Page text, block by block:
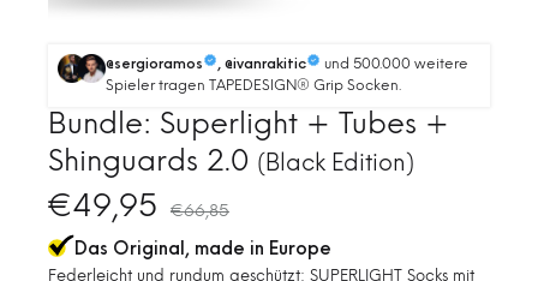
@sergioramos , @ivanrakitic
und 500.000 weitere
Spieler tragen TAPEDESIGN® Grip Socken.
Bundle: Superlight + Tubes +
Shinguards 2.0 (Black Edition)
€49,95 €66,85
Das Original, made in Europe
Federleicht und rundum geschützt: SUPERLIGHT Socks mit